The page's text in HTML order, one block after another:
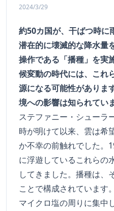
2024/3/29
約50カ国が、干ばつ時に
潜在的に壊滅的な降水量
操作である「播種」を実
候変動の時代には、これ
源になる可能性がありま
境への影響は知られてい
ステファニー・シューラ
時が明けて以来、雲は希
か不幸の前触れでした。
に浮遊しているこれらの
してきました。播種は、
ことで構成されています
マイクロ塩の周りに集中